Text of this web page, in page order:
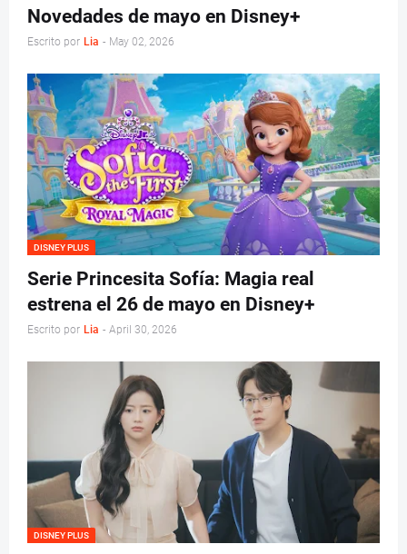
Novedades de mayo en Disney+
Escrito por Lia - May 02, 2026
DISNEY PLUS
Serie Princesita Sofía: Magia real
estrena el 26 de mayo en Disney+
Escrito por Lia - April 30, 2026
DISNEY PLUS